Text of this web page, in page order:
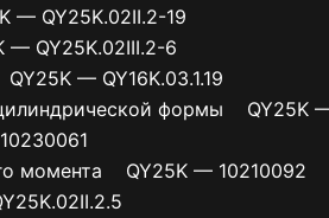
QY25K.02II.2-19
QY25K.02III.2-6
— QY16K.03.1.19
формы QY25K
момента QY25K — 10210092